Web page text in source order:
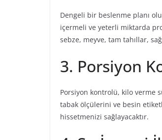
Dengeli bir beslenme planı
içermeli ve yeterli miktarda
sebze, meyve, tam tahıllar,
3. Porsiyon
Porsiyon kontrolü, kilo verme
tabak ölçülerini ve besin
hissetmenizi sağlayacaktır.